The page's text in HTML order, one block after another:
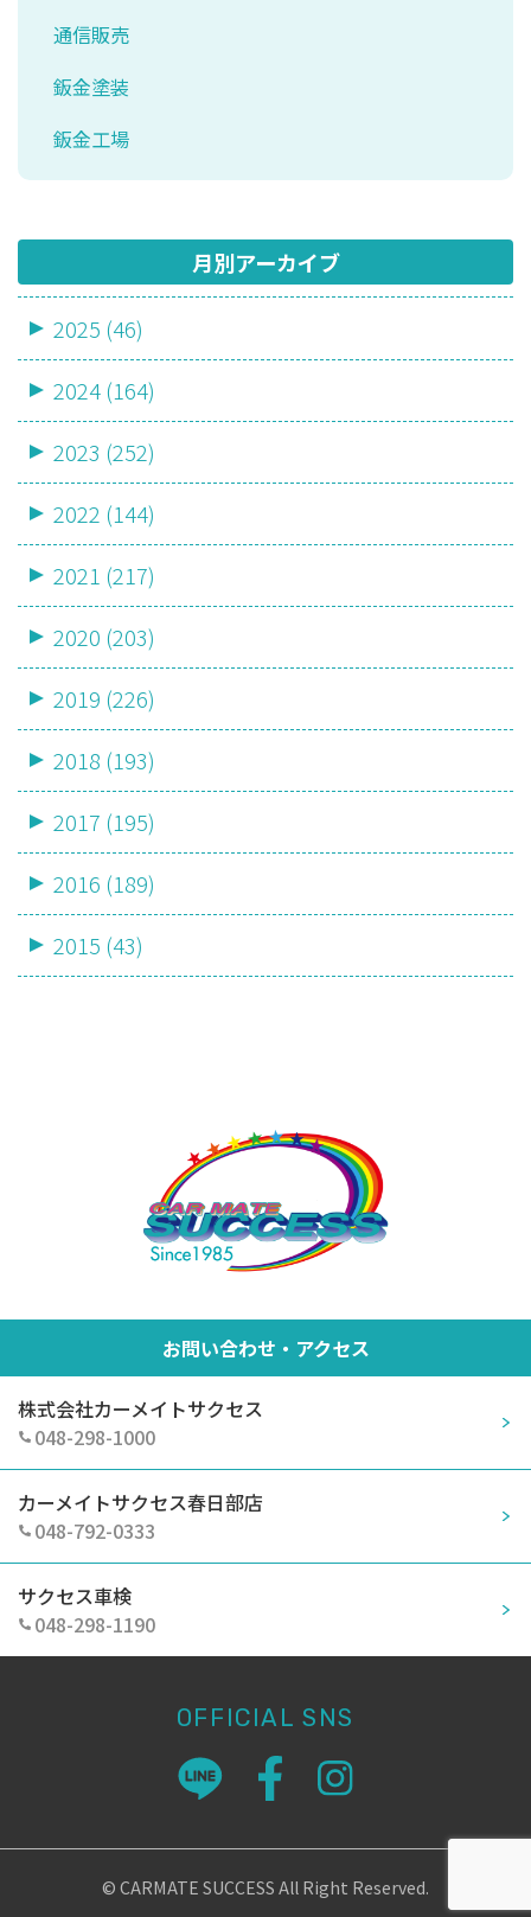
通信販売
鈑金塗装
鈑金工場
月別アーカイブ
2025 (46)
2024 (164)
2023 (252)
2022 (144)
2021 (217)
2020 (203)
2019 (226)
2018 (193)
2017 (195)
2016 (189)
2015 (43)
お問い合わせ・アクセス
株式会社カーメイトサクセス
048-298-1000
カーメイトサクセス春日部店
048-792-0333
サクセス車検
048-298-1190
OFFICIAL SNS
© CARMATE SUCCESS All Right Reserved.